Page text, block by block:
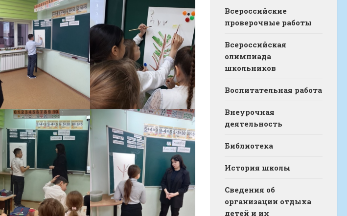
Всероссийские
проверочные работы
Всероссийская
олимпиада
школьников
Воспитательная работа
Внеурочная
деятельность
Библиотека
История школы
Сведения об
организации отдыха
детей и их